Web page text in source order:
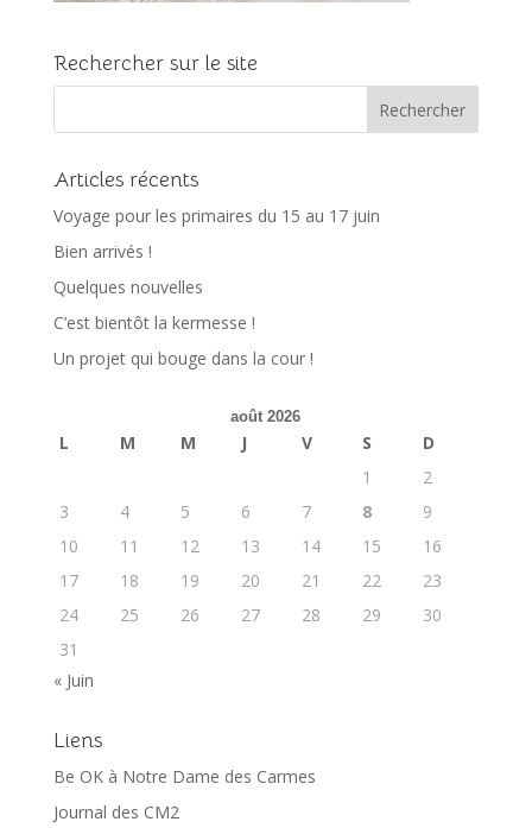
Rechercher sur le site
Articles récents
Voyage pour les primaires du 15 au 17 juin
Bien arrivés !
Quelques nouvelles
C’est bientôt la kermesse !
Un projet qui bouge dans la cour !
août 2026
L M M J V S
D
1
2
3
4 5 6 7 8
9
10
11 12 13 14 15
16
17
18 19 20 21 22
23
24
25 26 27 28 29
30
31
« Juin
Liens
Be OK à Notre Dame des Carmes
Journal des CM2